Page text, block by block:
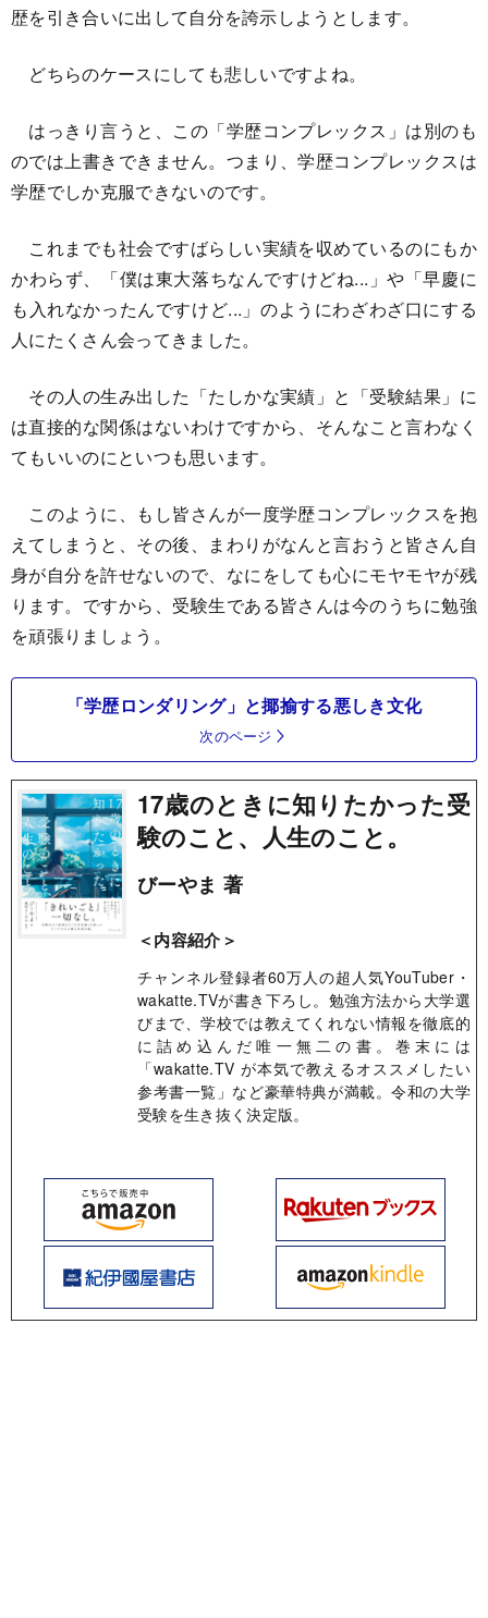
歴を引き合いに出して自分を誇示しようとします。
どちらのケースにしても悲しいですよね。
はっきり言うと、この「学歴コンプレックス」は別のも
のでは上書きできません。つまり、学歴コンプレックスは
学歴でしか克服できないのです。
これまでも社会ですばらしい実績を収めているのにもか
かわらず、「僕は東大落ちなんですけどね...」や「早慶に
も入れなかったんですけど...」のようにわざわざ口にする
人にたくさん会ってきました。
その人の生み出した「たしかな実績」と「受験結果」に
は直接的な関係はないわけですから、そんなこと言わなく
てもいいのにといつも思います。
このように、もし皆さんが一度学歴コンプレックスを抱
えてしまうと、その後、まわりがなんと言おうと皆さん自
身が自分を許せないので、なにをしても心にモヤモヤが残
ります。ですから、受験生である皆さんは今のうちに勉強
を頑張りましょう。
「学歴ロンダリング」と揶揄する悪しき文化
次のページ
17歳のときに知りたかった受
験のこと、人生のこと。
びーやま 著
＜内容紹介＞
チャンネル登録者60万人の超人気YouTuber・
wakatte.TVが書き下ろし。勉強方法から大学選
びまで、学校では教えてくれない情報を徹底的
に詰め込んだ唯一無二の書。巻末には
「wakatte.TV が本気で教えるオススメしたい
参考書一覧」など豪華特典が満載。令和の大学
受験を生き抜く決定版。